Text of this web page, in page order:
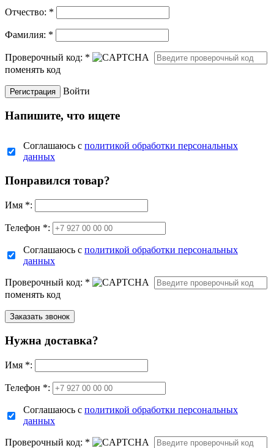
Отчество: *
Фамилия: *
Проверочный код: *
поменять код
Войти
Напишите, что ищете
Соглашаюсь с политикой обработки персональных
данных
Понравился товар?
Имя *:
Телефон *:
Соглашаюсь с политикой обработки персональных
данных
Проверочный код: *
поменять код
Нужна доставка?
Имя *:
Телефон *:
Соглашаюсь с политикой обработки персональных
данных
Проверочный код: *